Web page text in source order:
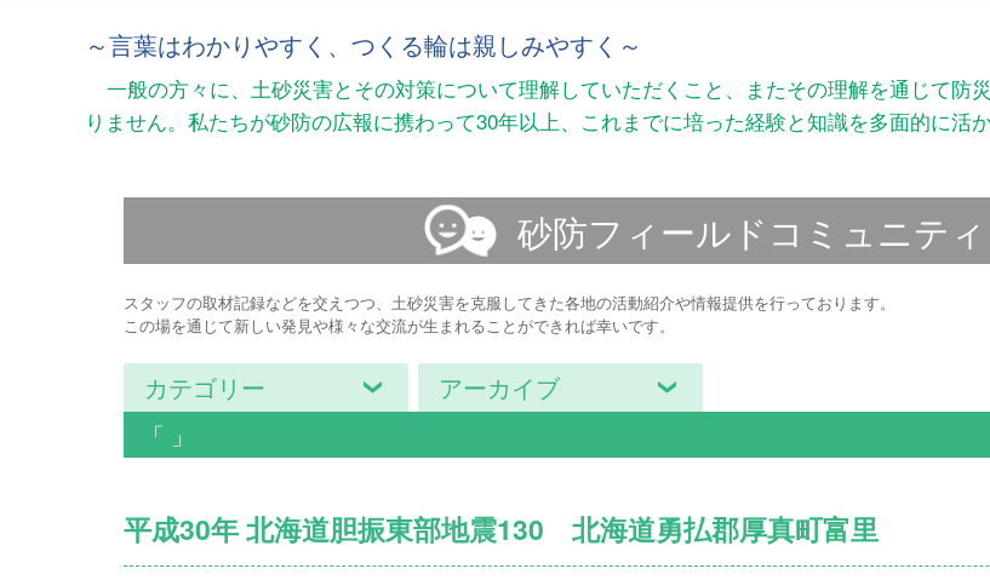
～言葉はわかりやすく、つくる輪は親しみやすく～
一般の方々に、土砂災害とその対策について理解していただくこと、またその理解を通じて防
りません。私たちが砂防の広報に携わって30年以上、これまでに培った経験と知識を多面的に活
砂防フィールド コミュニティ
スタッフの取材記録などを交えつつ、土砂災害を克服してきた各地の活動紹介や情報提供を行っております。
この場を通じて新しい発見や様々な交流が生まれることができれば幸いです。
カテゴリー アーカイブ
「 」
平成30年 北海道胆振東部地震130 北海道勇払郡厚真町富里